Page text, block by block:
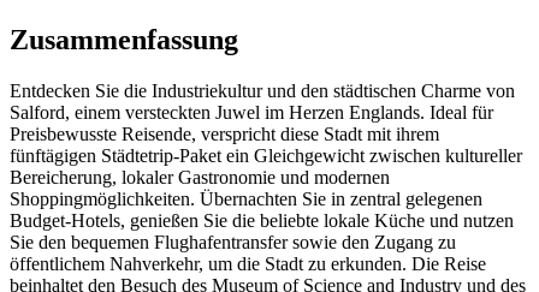
Zusammenfassung
Entdecken Sie die Industriekultur und den städtischen Charme von
Salford, einem versteckten Juwel im Herzen Englands. Ideal für
Preisbewusste Reisende, verspricht diese Stadt mit ihrem
fünftägigen Städtetrip-Paket ein Gleichgewicht zwischen kultureller
Bereicherung, lokaler Gastronomie und modernen
Shoppingmöglichkeiten. Übernachten Sie in zentral gelegenen
Budget-Hotels, genießen Sie die beliebte lokale Küche und nutzen
Sie den bequemen Flughafentransfer sowie den Zugang zu
öffentlichem Nahverkehr, um die Stadt zu erkunden. Die Reise
beinhaltet den Besuch des Museum of Science and Industry und des